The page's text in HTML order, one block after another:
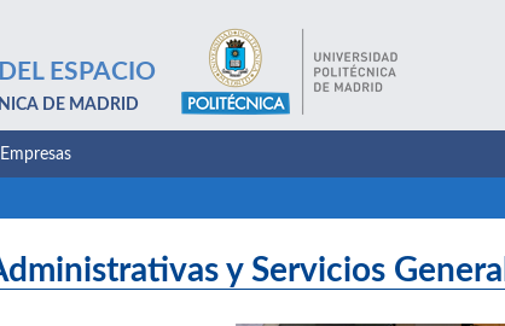
ESPACIO
DE MADRID
Empresas
y Servicios